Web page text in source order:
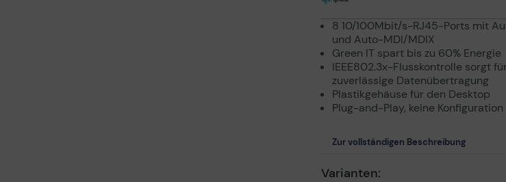
8 10/100Mbit/s-RJ45-Ports mit
und Auto-MDI/MDIX
Green IT spart bis zu 60% Energie
IEEE802.3x-Flusskontrolle sorgt
zuverlässige Datenübertragung
Plastikgehäuse für den Desktop
Plug-and-Play, keine
Zur vollständigen Beschreibung
Varianten: